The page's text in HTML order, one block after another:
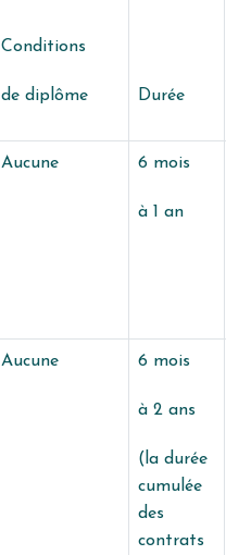
Conditions
de diplôme Durée
Aucune 6 mois
à 1 an
Aucune 6 mois
à 2 ans
(la durée
cumulée
des
contrats